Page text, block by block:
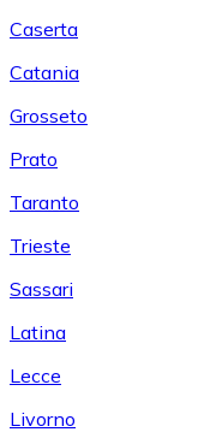
Caserta
Catania
Grosseto
Prato
Taranto
Trieste
Sassari
Latina
Lecce
Livorno